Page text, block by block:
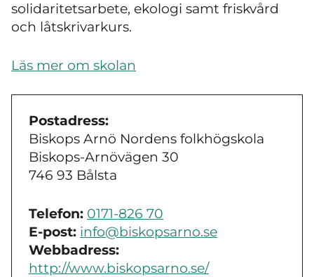
solidaritetsarbete, ekologi samt friskvård
och låtskrivarkurs.
Läs mer om skolan
Postadress:
Biskops Arnö Nordens folkhögskola
Biskops-Arnövägen 30
746 93 Bålsta
Telefon: 0171-826 70
E-post: info@biskopsarno.se
Webbadress:
http://www.biskopsarno.se/